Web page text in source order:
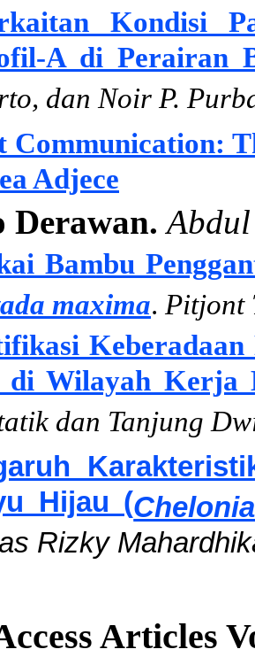
Kondisi
A di Perairan
dan Noir P.
Communication:
Adjece
Derawan.
Bambu
maxima. Pitjont
Wilayah Kerja
dan Tanjung
Hijau (
Rizky
Articles